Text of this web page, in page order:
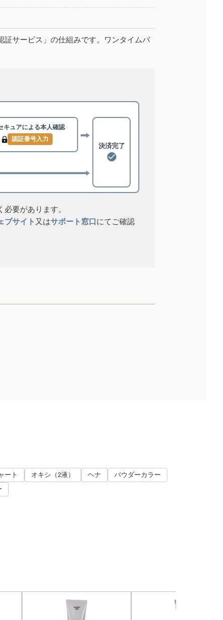
証サービス」の仕組みです。ワンタイムパ
キュアによる本人確認
認証番号入力
決済完了
要があります。
ブサイト 又はサポート窓口にてご確認
ート オキシ（2液） ヘナ
パウダーカラー